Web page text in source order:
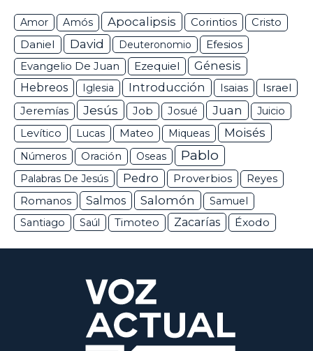
Amor Amós Apocalipsis Corintios Cristo
Daniel David Deuteronomio Efesios
Evangelio De Juan Ezequiel
Génesis
Hebreos
Iglesia Introducción Isaias Israel
Jeremías Jesús Job Josué Juan
Juicio
Levítico
Lucas Mateo Miqueas Moisés
Números Oración Oseas Pablo
Palabras De Jesús Pedro Proverbios Reyes
Romanos Salmos Salomón
Samuel
Santiago
Saúl Timoteo Zacarías Éxodo